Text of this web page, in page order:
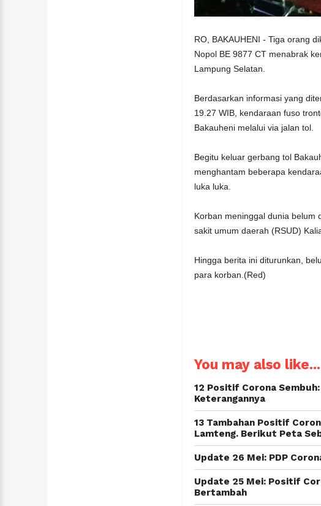
RO, BAKAUHENI - Tiga orang
Nopol BE 9877 CT menabrak
Lampung Selatan.
Berdasarkan informasi yang
19.27 WIB, kendaraan fuso
Bakauheni melalui via jalan tol.
Begitu keluar gerbang tol
menghantam beberapa
luka luka.
Korban meninggal dunia belum
sakit umum daerah (RSUD)
Hingga berita ini diturunkan,
para korban.(Red)
You may also like...
12 Positif Corona
Keterangannya
13 Tambahan Positif
Lamteng. Berikut Peta
Update 26 Mei: PDP
Update 25 Mei: Positif
Bertambah